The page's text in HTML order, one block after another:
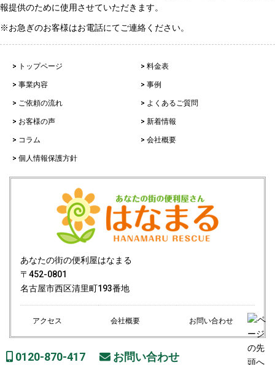
報提供のために使用させていただきます。
※お急ぎのお客様はお電話にてご連絡ください。
> トップページ > 料金表
> 事業内容 > 事例
> ご依頼の流れ > よくあるご質問
> お客様の声 > 新着情報
> コラム > 会社概要
> 個人情報保護方針
あなたの街の便利屋はなまる
〒452-0801
名古屋市西区清里町193番地
アクセス 会社概要 お問い合わせ
Copyright© あなたの街の便利屋はなまる All Rights Reserved.
0120-870-417 お問い合わせ